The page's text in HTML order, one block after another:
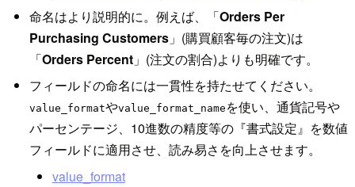
命名はより説明的に。例えば、「Orders Per
Purchasing Customers」(購買顧客毎の注文)は
「Orders Percent」(注文の割合)よりも明確です。
フィールドの命名には一貫性を持たせてください。
value_formatやvalue_format_name を使い、通貨記号や
パーセンテージ、10進数の精度等の『書式設定』を数値
フィールドに適用させ、読み易さを向上させます。
value_format